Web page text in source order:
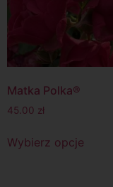
Matka Polka®
45.00 zł
Wybierz opcje